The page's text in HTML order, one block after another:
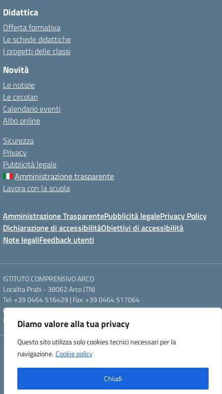
Diamo valore alla tua privacy
Questo sito utilizza solo cookies tecnici necessari per la
navigazione. Cookie policy
Chiudi
Didattica
Offerta formativa
Le schede didattiche
I progetti delle classi
Novità
Le notizie
Le circolari
Calendario eventi
Albo online
Sicurezza
Privacy
Pubblicità legale
Amministrazione trasparente
Lavora con la scuola
Amministrazione TrasparentePubblicità legalePrivacy Policy
Dichiarazione di accessibilitàObiettivi di accessibilità
Note legaliFeedback utenti
ISTITUTO COMPRENSIVO ARCO
Localita Prabi - 38062 Arco (TN)
Tel: +39 0464 516429 | Fax: +39 0464 517064
Email: segr.ic.arco@scuole.provincia.tn.it | PEC: ic.arco@pec.provincia.tn.it
Codice meccanografico: TNIC840005 | Codice fiscale: 93012960220
Concept & Design by Designers Italia